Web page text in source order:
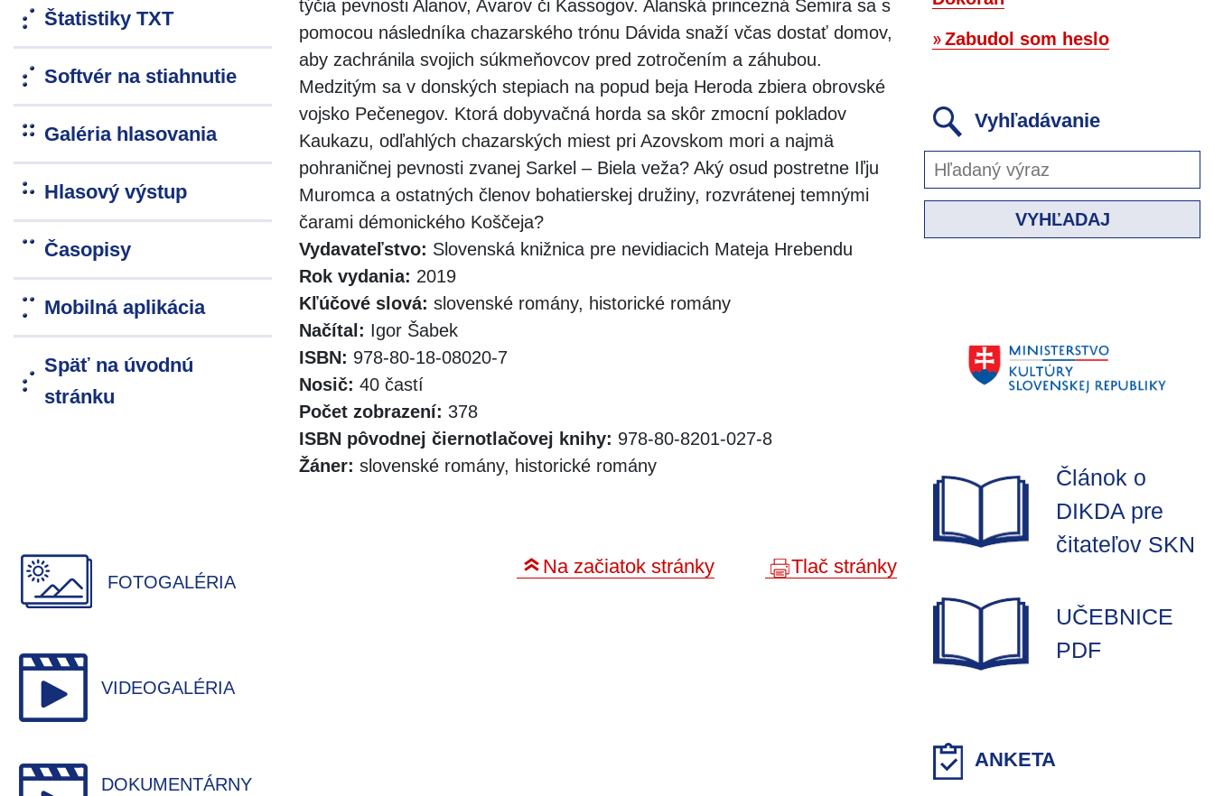
Štatistiky TXT
Softvér na stiahnutie
Galéria hlasovania
Hlasový výstup
Časopisy
Mobilná aplikácia
Späť na úvodnú
stránku
FOTOGALÉRIA
VIDEOGALÉRIA
DOKUMENTÁRNY
týčia pevnosti Alanov, Avarov či Kassogov. Alanská princezná Semira sa s
pomocou následníka chazarského trónu Dávida snaží včas dostať domov,
aby zachránila svojich súkmeňovcov pred zotročením a záhubou.
Medzitým sa v donských stepiach na popud beja Heroda zbiera obrovské
vojsko Pečenegov. Ktorá dobyvačná horda sa skôr zmocní pokladov
Kaukazu, odľahlých chazarských miest pri Azovskom mori a najmä
pohraničnej pevnosti zvanej Sarkel – Biela veža? Aký osud postretne Iľju
Muromca a ostatných členov bohatierskej družiny, rozvrátenej temnými
čarami démonického Koščeja?
Vydavateľstvo: Slovenská knižnica pre nevidiacich Mateja Hrebendu
Rok vydania: 2019
Kľúčové slová: slovenské romány, historické romány
Načítal: Igor Šabek
ISBN: 978-80-18-08020-7
Nosič: 40 častí
Počet zobrazení: 378
ISBN pôvodnej čiernotlačovej knihy: 978-80-8201-027-8
Žáner: slovenské romány, historické romány
Na začiatok stránky Tlač stránky
Zabudol som heslo
Vyhľadávanie
VYHĽADAJ
Článok o
DIKDA pre
čitateľov SKN
UČEBNICE
PDF
ANKETA